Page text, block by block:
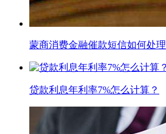
蒙商消费金融催款短信如何处理
贷款利息年利率7%怎么计算？